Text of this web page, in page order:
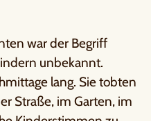
war der Begriff
unbekannt.
lang. Sie tobten
Straße, im Garten, im